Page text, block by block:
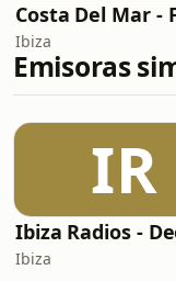
Costa Del Mar -
Ibiza
Emisoras
IR
Ibiza